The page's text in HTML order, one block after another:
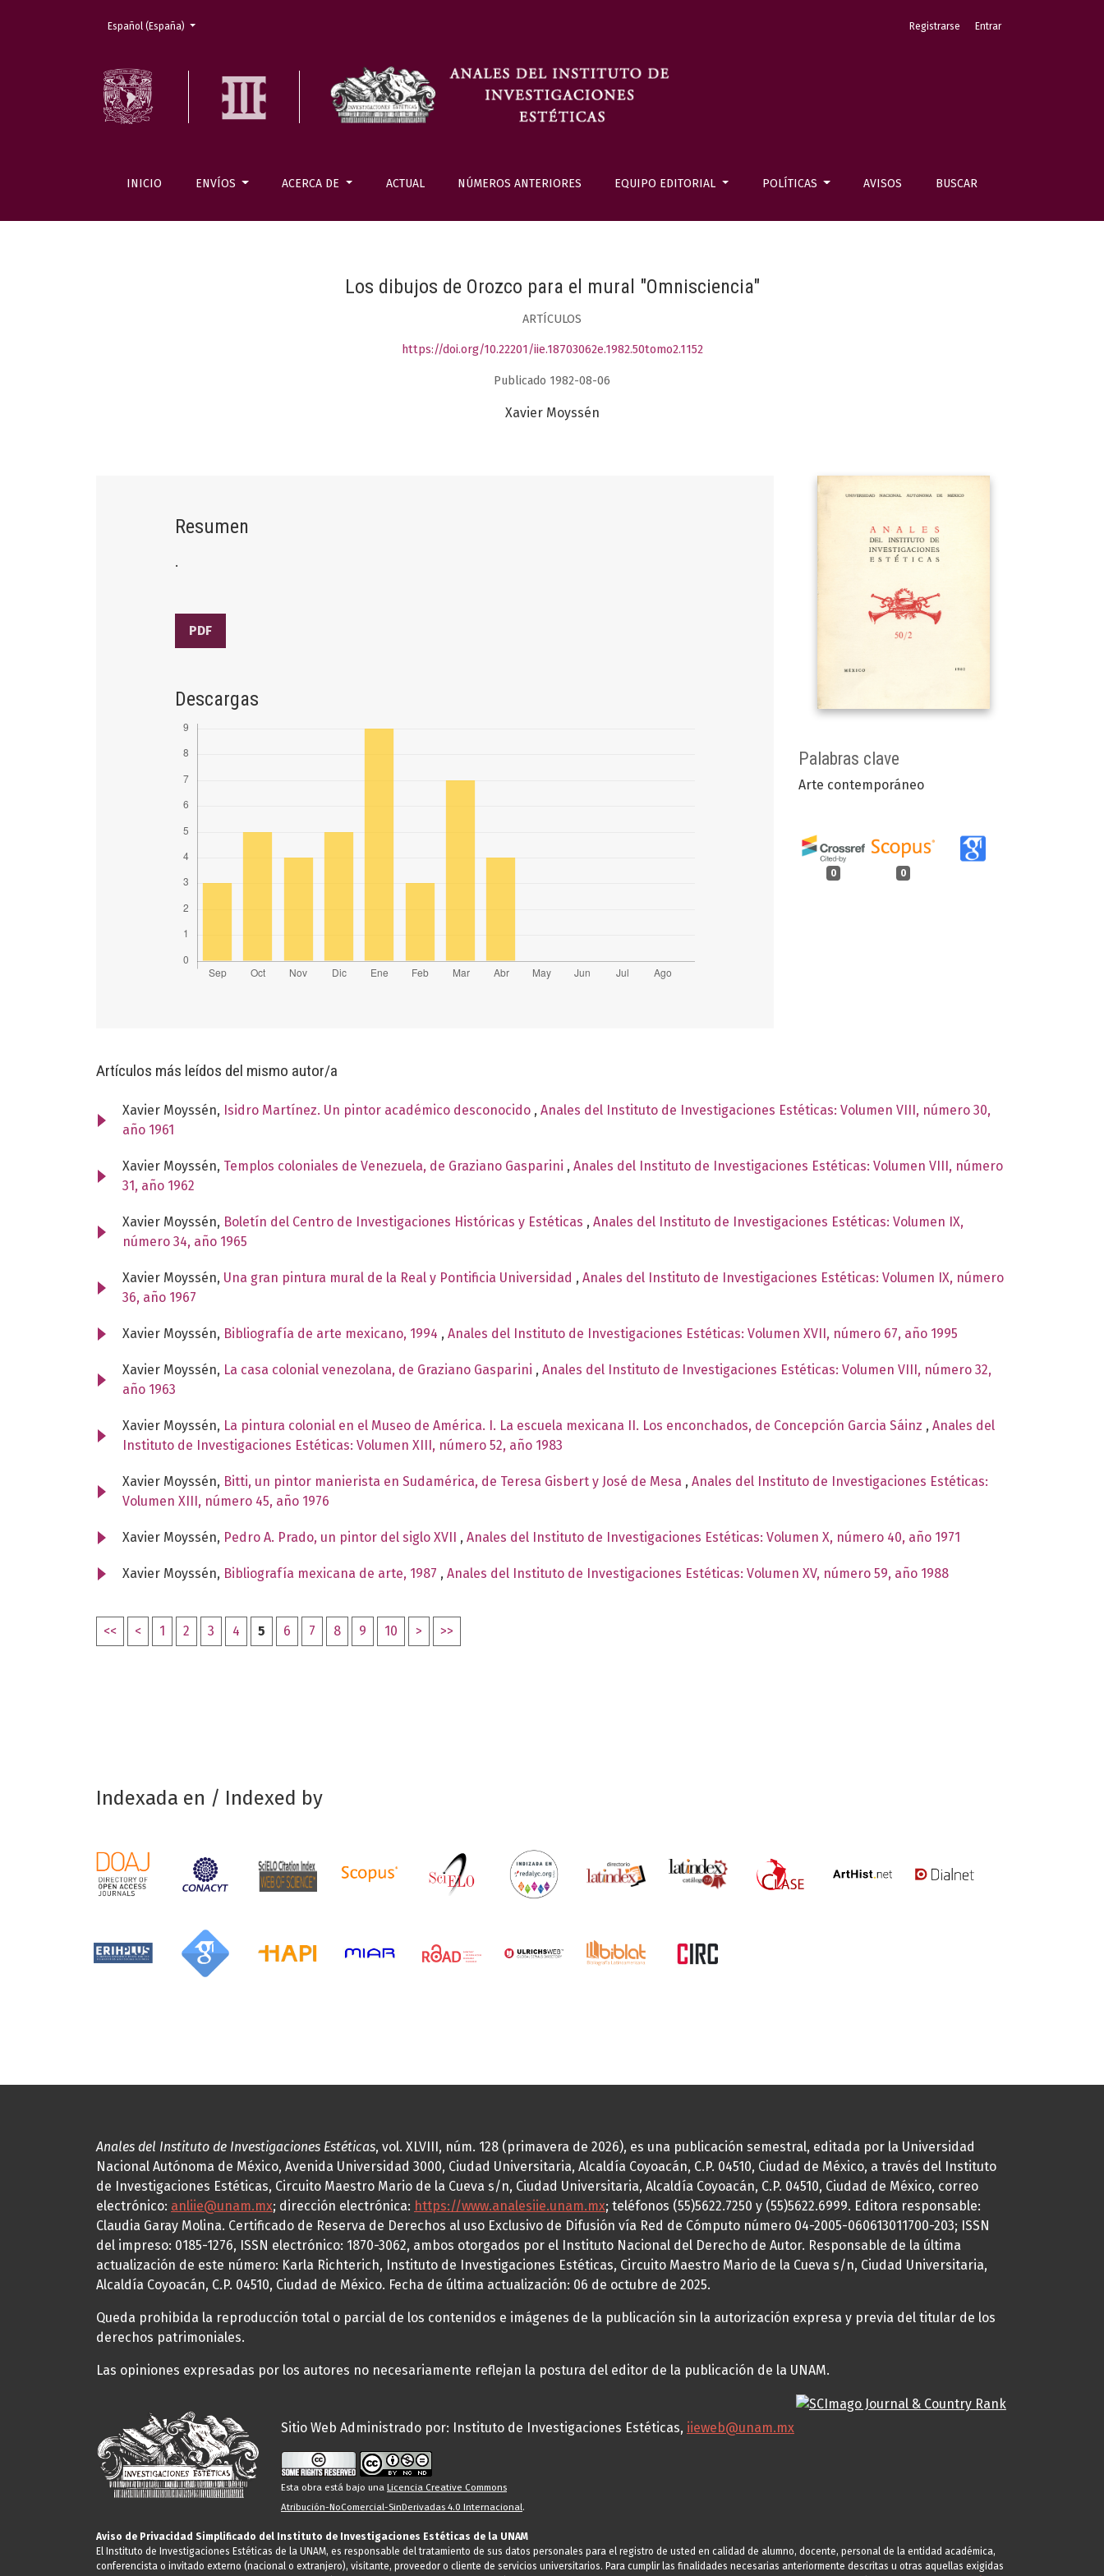
INICIO ENVÍOS ACERCA DE ACTUAL NÚMEROS ANTERIORES EQUIPO EDITORIAL POLÍTICAS AVISOS BUSCAR
Registrarse Entrar
Cambiar el idioma. El actual es:
Español (España)
Los dibujos de Orozco para el mural "Omnisciencia"
ARTÍCULOS
https://doi.org/10.22201/iie.18703062e.1982.50tomo2.1152
Publicado 1982-08-06
Xavier Moyssén
Palabras clave
Arte contemporáneo
0 0
Resumen
.
PDF
Descargas
Artículos más leídos del mismo autor/a
Xavier Moyssén, Isidro Martínez. Un pintor académico desconocido , Anales del Instituto de Investigaciones Estéticas: Volumen VIII, número 30,
año 1961
Xavier Moyssén, Templos coloniales de Venezuela, de Graziano Gasparini , Anales del Instituto de Investigaciones Estéticas: Volumen VIII, número
31, año 1962
Xavier Moyssén, Boletín del Centro de Investigaciones Históricas y Estéticas , Anales del Instituto de Investigaciones Estéticas: Volumen IX,
número 34, año 1965
Xavier Moyssén, Una gran pintura mural de la Real y Pontificia Universidad , Anales del Instituto de Investigaciones Estéticas: Volumen IX, número
36, año 1967
Xavier Moyssén, Bibliografía de arte mexicano, 1994 , Anales del Instituto de Investigaciones Estéticas: Volumen XVII, número 67, año 1995
Xavier Moyssén, La casa colonial venezolana, de Graziano Gasparini , Anales del Instituto de Investigaciones Estéticas: Volumen VIII, número 32,
año 1963
Xavier Moyssén, La pintura colonial en el Museo de América. I. La escuela mexicana II. Los enconchados, de Concepción Garcia Sáinz , Anales del
Instituto de Investigaciones Estéticas: Volumen XIII, número 52, año 1983
Xavier Moyssén, Bitti, un pintor manierista en Sudamérica, de Teresa Gisbert y José de Mesa , Anales del Instituto de Investigaciones Estéticas:
Volumen XIII, número 45, año 1976
Xavier Moyssén, Pedro A. Prado, un pintor del siglo XVII , Anales del Instituto de Investigaciones Estéticas: Volumen X, número 40, año 1971
Xavier Moyssén, Bibliografía mexicana de arte, 1987 , Anales del Instituto de Investigaciones Estéticas: Volumen XV, número 59, año 1988
<< < 1 2 3 4 5 6 7 8 9 10 > >>
Indexada en / Indexed by
Anales del Instituto de Investigaciones Estéticas, vol. XLVIII, núm. 128 (primavera de 2026), es una publicación semestral, editada por la Universidad
Nacional Autónoma de México, Avenida Universidad 3000, Ciudad Universitaria, Alcaldía Coyoacán, C.P. 04510, Ciudad de México, a través del Instituto
de Investigaciones Estéticas, Circuito Maestro Mario de la Cueva s/n, Ciudad Universitaria, Alcaldía Coyoacán, C.P. 04510, Ciudad de México, correo
electrónico: anliie@unam.mx; dirección electrónica: https://www.analesiie.unam.mx; teléfonos (55)5622.7250 y (55)5622.6999. Editora responsable:
Claudia Garay Molina. Certificado de Reserva de Derechos al uso Exclusivo de Difusión vía Red de Cómputo número 04-2005-060613011700-203; ISSN
del impreso: 0185-1276, ISSN electrónico: 1870-3062, ambos otorgados por el Instituto Nacional del Derecho de Autor. Responsable de la última
actualización de este número: Karla Richterich, Instituto de Investigaciones Estéticas, Circuito Maestro Mario de la Cueva s/n, Ciudad Universitaria,
Alcaldía Coyoacán, C.P. 04510, Ciudad de México. Fecha de última actualización: 06 de octubre de 2025.
Queda prohibida la reproducción total o parcial de los contenidos e imágenes de la publicación sin la autorización expresa y previa del titular de los
derechos patrimoniales.
Las opiniones expresadas por los autores no necesariamente reflejan la postura del editor de la publicación de la UNAM.
Sitio Web Administrado por: Instituto de Investigaciones Estéticas, iieweb@unam.mx
Esta obra está bajo una Licencia Creative Commons
Atribución-NoComercial-SinDerivadas 4.0 Internacional.
Aviso de Privacidad Simplificado del Instituto de Investigaciones Estéticas de la UNAM
El Instituto de Investigaciones Estéticas de la UNAM, es responsable del tratamiento de sus datos personales para el registro de usted en calidad de alumno, docente, personal de la entidad académica,
conferencista o invitado externo (nacional o extranjero), visitante, proveedor o cliente de servicios universitarios. Para cumplir las finalidades necesarias anteriormente descritas u otras aquellas exigidas